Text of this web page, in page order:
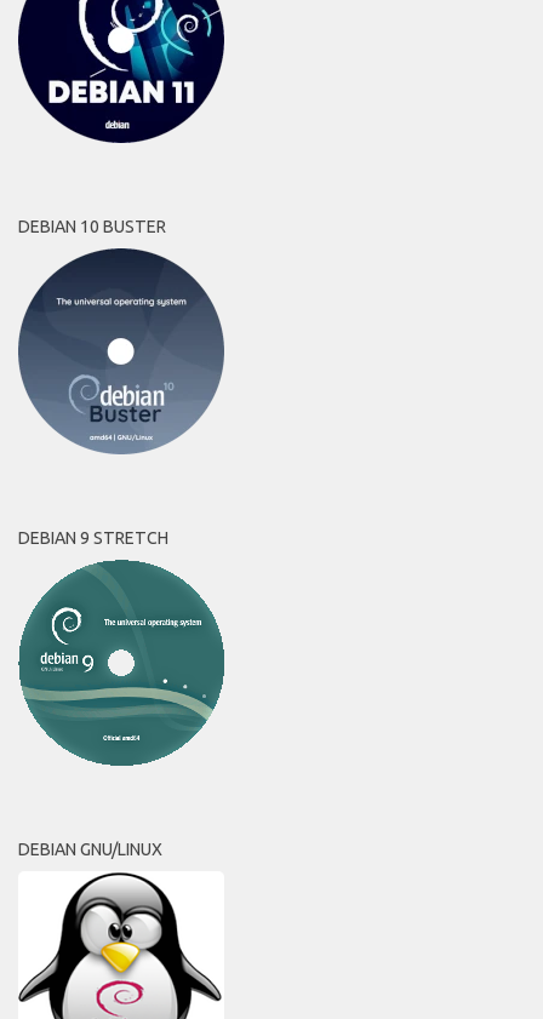
DEBIAN 10 BUSTER
DEBIAN 9 STRETCH
DEBIAN GNU/LINUX